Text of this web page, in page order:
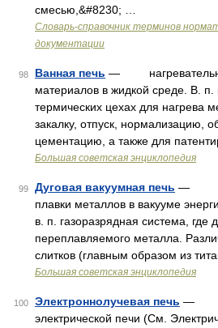
смесью,&#8230; …
Словарь-справочник терминов
документации
98 Ванная печь —
материалов в жидкой среде. В.
термических цехах для нагрева
закалку, отпуск, нормализацию,
цементацию, а также для
Большая советская энциклопедия
99 Дуговая вакуумная печь —
плавки металлов в вакууме
в. п. газоразрядная система, где
переплавляемого металла.
слитков (главным образом из
Большая советская энциклопедия
100 Электроннолучевая печь —
электрической печи (См.